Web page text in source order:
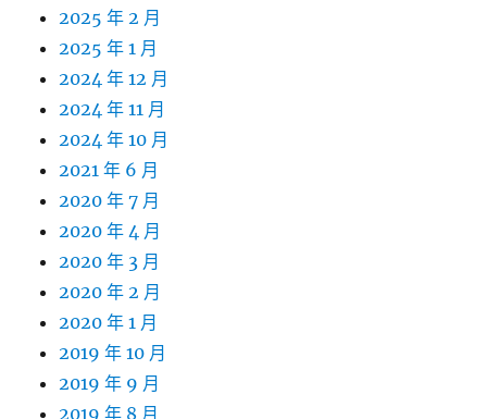
2025 年 2 月
2025 年 1 月
2024 年 12 月
2024 年 11 月
2024 年 10 月
2021 年 6 月
2020 年 7 月
2020 年 4 月
2020 年 3 月
2020 年 2 月
2020 年 1 月
2019 年 10 月
2019 年 9 月
2019 年 8 月